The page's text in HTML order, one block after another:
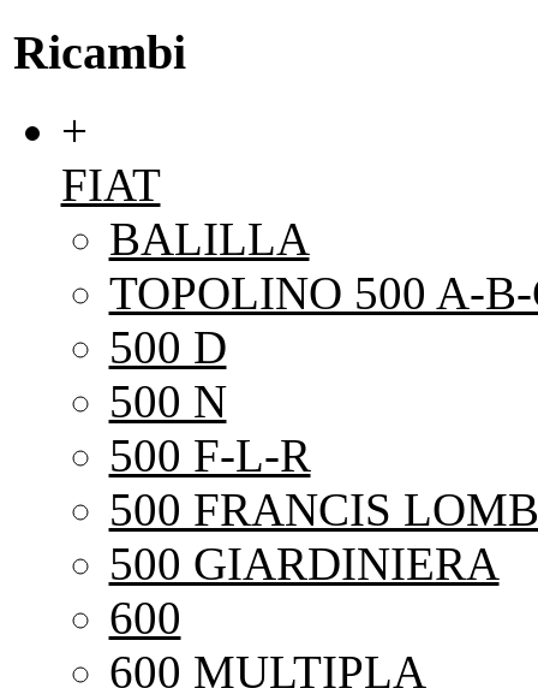
Ricambi
+
FIAT
BALILLA
TOPOLINO 500 A-
500 D
500 N
500 F-L-R
500 FRANCIS
500 GIARDINIERA
600
600 MULTIPLA